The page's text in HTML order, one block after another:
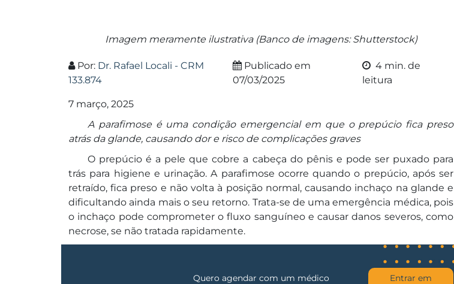
Imagem meramente ilustrativa (Banco de imagens: Shutterstock)
Por: Dr. Rafael Locali - CRM
133.874
Publicado em
07/03/2025
4 min. de
leitura
7 março, 2025
A parafimose é uma condição emergencial em que o prepúcio fica preso
atrás da glande, causando dor e risco de complicações graves
O prepúcio é a pele que cobre a cabeça do pênis e pode ser puxado para
trás para higiene e urinação. A parafimose ocorre quando o prepúcio, após ser
retraído, fica preso e não volta à posição normal, causando inchaço na glande e
dificultando ainda mais o seu retorno. Trata-se de uma emergência médica, pois
o inchaço pode comprometer o fluxo sanguíneo e causar danos severos, como
necrose, se não tratada rapidamente.
Quero agendar com um médico
Entrar em